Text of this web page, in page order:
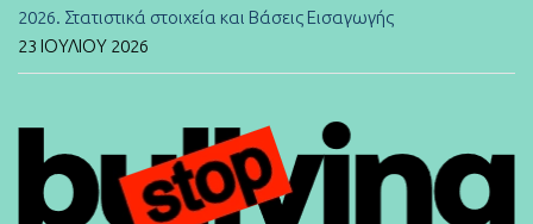
2026. Στατιστικά στοιχεία και Βάσεις Εισαγωγής
23 ΙΟΥΛΊΟΥ 2026